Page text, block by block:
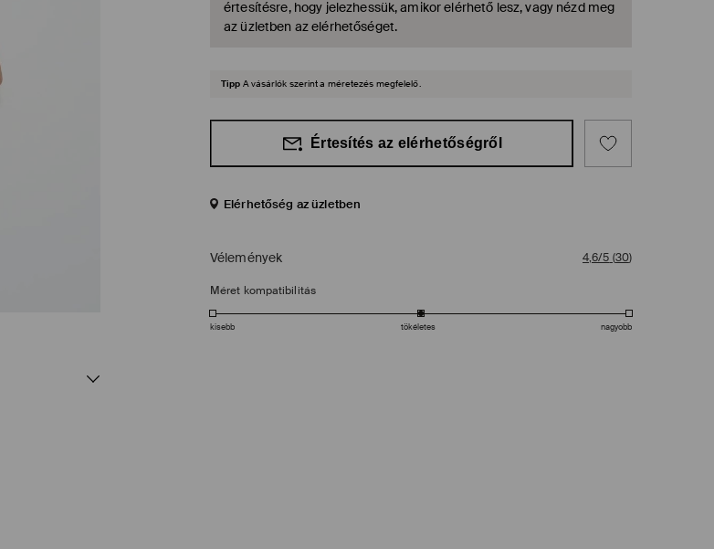
értesítésre, hogy jelezhessük, amikor elérhető lesz, vagy nézd meg
az üzletben az elérhetőséget.
Tipp A vásárlók szerint a méretezés megfelelő.
Értesítés az elérhetőségről
Elérhetőség az üzletben
Vélemények 4,6/5 (30)
Méret kompatibilitás
kisebb tökéletes nagyobb